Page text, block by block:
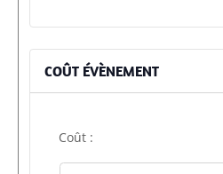
COÛT ÉVÈNEMENT
Coût :